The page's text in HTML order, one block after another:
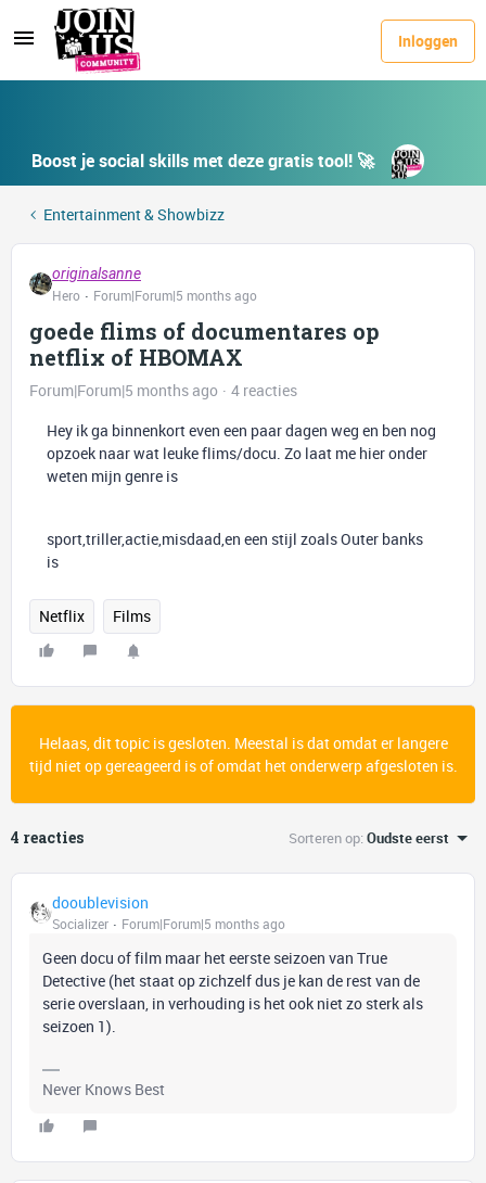
Inloggen
Boost je social skills met deze gratis tool! 🚀
Entertainment & Showbizz
originalsanne
Hero
Forum|Forum|5 months ago
goede flims of documentares op
netflix of HBOMAX
Forum|Forum|5 months ago
4 reacties
Hey ik ga binnenkort even een paar dagen weg en ben nog
opzoek naar wat leuke flims/docu. Zo laat me hier onder
weten mijn genre is
sport,triller,actie,misdaad,en een stijl zoals Outer banks
is
Netflix Films
Helaas, dit topic is gesloten. Meestal is dat omdat er langere
tijd niet op gereageerd is of omdat het onderwerp afgesloten is.
4 reacties Sorteren op:Oudste eerst
dooublevision
Socializer Forum|Forum|5 months ago
Geen docu of film maar het eerste seizoen van True
Detective (het staat op zichzelf dus je kan de rest van de
serie overslaan, in verhouding is het ook niet zo sterk als
seizoen 1).
Never Knows Best